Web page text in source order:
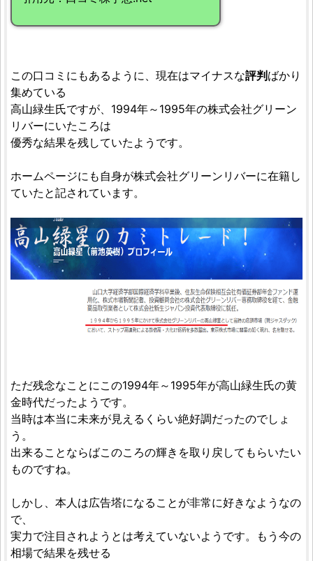
この口コミにもあるように、現在はマイナスな評判 ばかり
集めている
高山緑生氏ですが、1994年～1995年の株式会社グリーン
リバーにいたころは
優秀な結果を残していたようです。
ホームページにも自身が株式会社グリーンリバーに在籍し
ていたと記されています。
ただ残念なことにこの1994年～1995年が高山緑生氏の黄
金時代だったようです。
当時は本当に未来が見えるくらい絶好調だったのでしょ
う。
出来ることならばこのころの輝きを取り戻してもらいたい
ものですね。
しかし、本人は広告塔になることが非常に好きなようなの
で、
実力で注目されようとは考えていないようです。もう今の
相場で結果を残せる